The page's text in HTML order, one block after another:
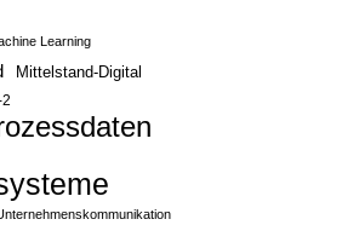
Learning
Mittelstand-Digital
2